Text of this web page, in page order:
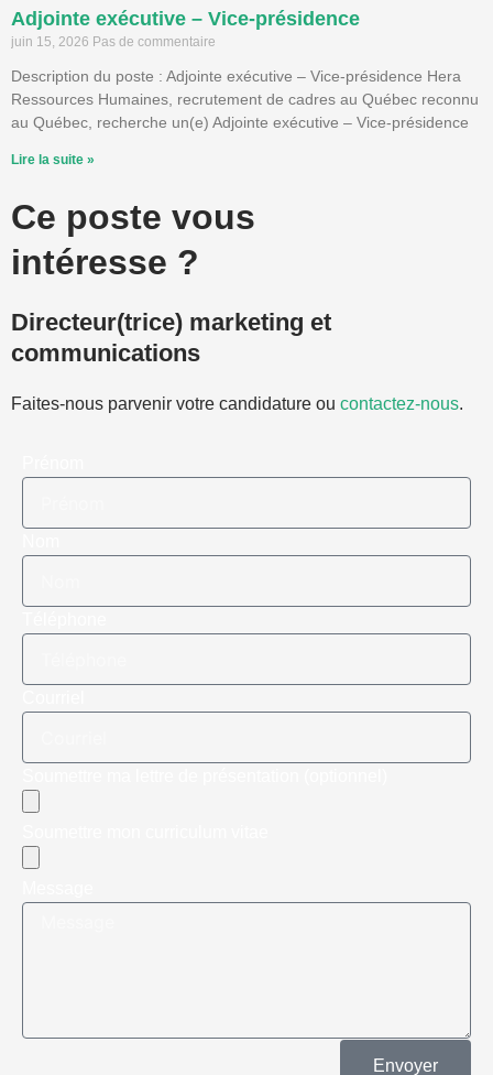
Adjointe exécutive – Vice-présidence
juin 15, 2026 Pas de commentaire
Description du poste : Adjointe exécutive – Vice-présidence Hera
Ressources Humaines, recrutement de cadres au Québec reconnu
au Québec, recherche un(e) Adjointe exécutive – Vice-présidence
Lire la suite »
Ce poste vous
intéresse ?
Directeur(trice) marketing et
communications
Faites-nous parvenir votre candidature ou contactez-nous.
Envoyer